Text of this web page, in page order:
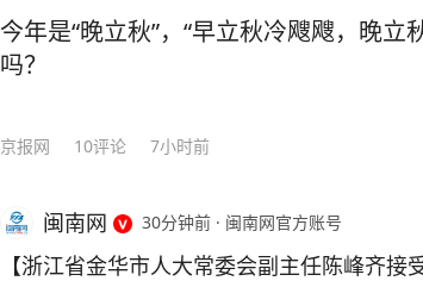
今年是“晚立秋”，“早立秋冷飕飕，晚立
吗？
京报网 10评论 7小时前
闽南网 30分钟前 · 闽南网官方账号
【浙江省金华市人大常委会副主任陈峰齐接